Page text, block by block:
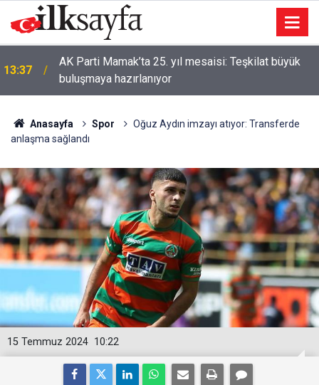
13:37
AK Parti Mamak’ta 25. yıl mesaisi: Teşkilat büyük
buluşmaya hazırlanıyor
Anasayfa Spor
Oğuz Aydın imzayı atıyor: Transferde
anlaşma sağlandı
10:22
15 Temmuz 2024